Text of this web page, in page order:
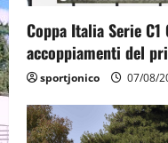
Coppa Italia Serie
accoppiamenti del
sportjonico 07/08/